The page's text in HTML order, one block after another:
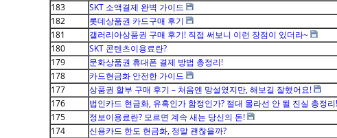
183
SKT 소액결제 완벽 가이드
182
롯데상품권 카드구매 후기
181
갤러리아상품권 구매 후기! 직접 써보니 이런 장점이 있더라~
180
SKT 콘텐츠이용료란?
179
문화상품권 휴대폰 결제 방법 총정리!
178
카드현금화 안전한 가이드
177
상품권 할부 구매 후기 – 처음엔 망설였지만, 해보길 잘했어요!
176
법인카드 현금화, 유혹인가 함정인가? 절대 몰라선 안 될 진실 총정리!
175
정보이용료란? 모르면 계속 새는 당신의 돈!
174
신용카드 한도 현금화, 정말 괜찮을까?